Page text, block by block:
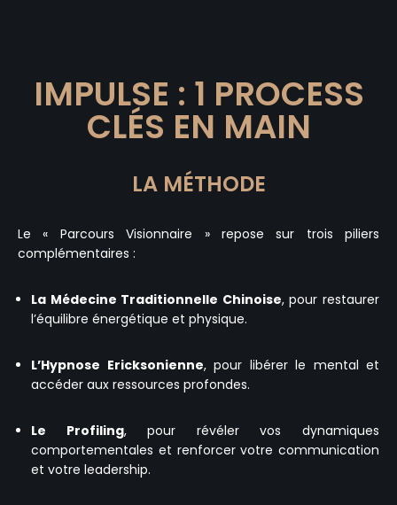
IMPULSE : 1 PROCESS
CLÉS EN MAIN
LA MÉTHODE
Le « Parcours Visionnaire » repose sur trois piliers
complémentaires :
La Médecine Traditionnelle Chinoise, pour restaurer
l’équilibre énergétique et physique.
L’Hypnose Ericksonienne, pour libérer le mental et
accéder aux ressources profondes.
Le Profiling, pour révéler vos dynamiques
comportementales et renforcer votre communication
et votre leadership.